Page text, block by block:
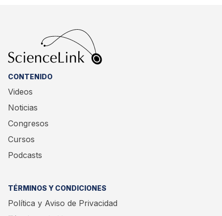
CONTENIDO
Videos
Noticias
Congresos
Cursos
Podcasts
TÉRMINOS Y CONDICIONES
Política y Aviso de Privacidad